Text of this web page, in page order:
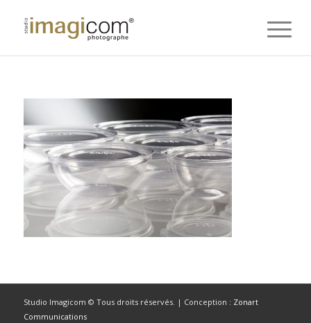
Studio Imagicom © Tous droits réservés. | Conception : Zonart
Communications